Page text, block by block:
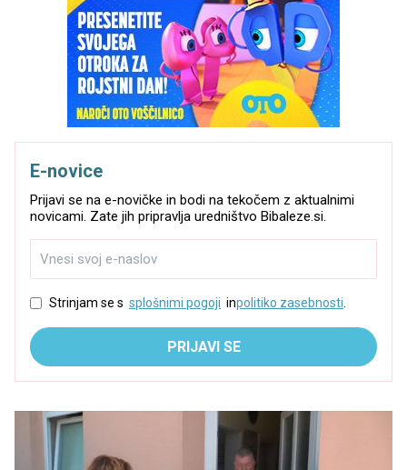
E-novice
Prijavi se na e-novičke in bodi na tekočem z aktualnimi
novicami. Zate jih pripravlja uredništvo Bibaleze.si.
Strinjam se s splošnimi pogoji inpolitiko zasebnosti.
PRIJAVI SE